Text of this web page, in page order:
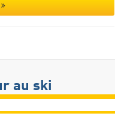
au ski